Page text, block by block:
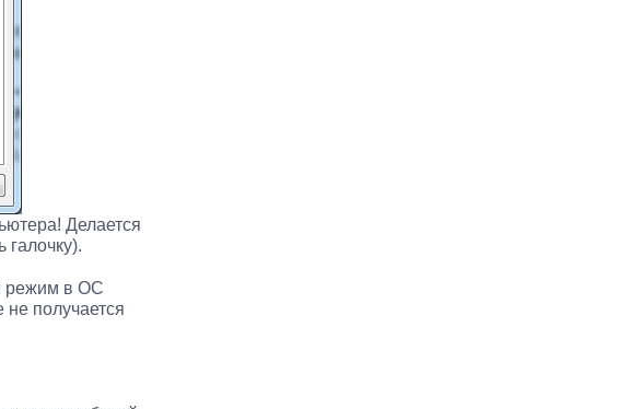
Делается
галочку).
режим в ОС
получается